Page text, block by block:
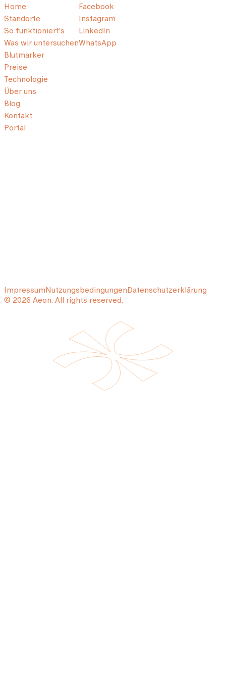
Home
Standorte
So funktioniert's
Was wir untersuchen
Blutmarker
Preise
Technologie
Über uns
Blog
Kontakt
Portal
Facebook
Instagram
LinkedIn
WhatsApp
ImpressumNutzungsbedingungenDatenschutzerklärung
© 2026 Aeon. All rights reserved.